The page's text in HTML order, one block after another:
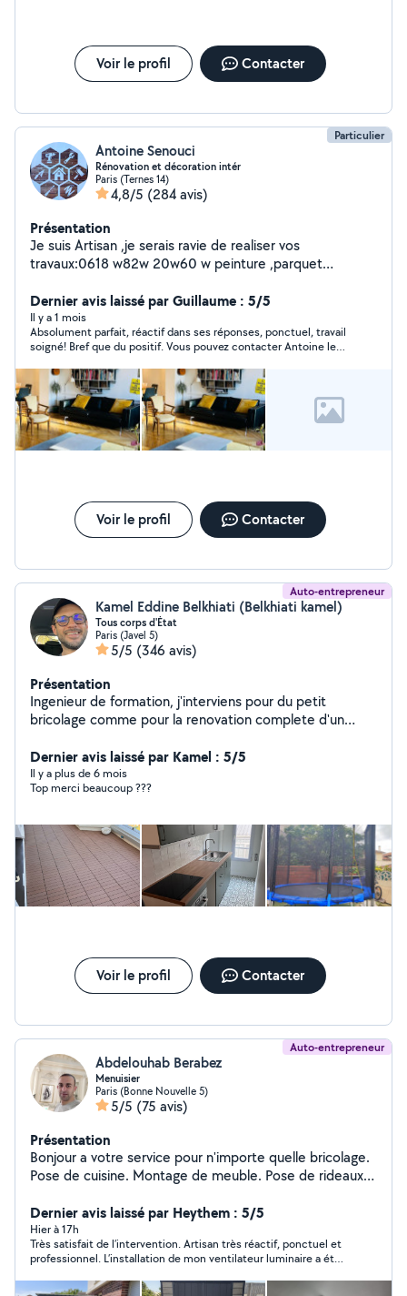
Voir le profil Contacter
Particulier
Antoine Senouci
Rénovation et décoration intér
Paris (Ternes 14)
4,8/5 (284 avis)
Présentation
Je suis Artisan ,je serais ravie de realiser vos
travaux:0618 w82w 20w60 w peinture ,parquet
nécessaires( très bien équipé),sérieux, respectueux,
ponctuel du coup si vous avez besoin d'un professionnel
de confiance et un travail de qualité( propre et soigner
avec des bonnes finitions),je suis disponible pour la
semaine comme le week-end,A bientôt.
Dernier avis laissé par Guillaume : 5/5
Il y a 1 mois
Absolument parfait, réactif dans ses réponses, ponctuel, travail
soigné! Bref que du positif. Vous pouvez contacter Antoine les
Voir le profil Contacter
Auto-entrepreneur
Kamel Eddine Belkhiati (Belkhiati kamel)
Tous corps d'État
Paris (Javel 5)
5/5 (346 avis)
Présentation
Ingenieur de formation, j'interviens pour du petit
bricolage comme pour la renovation complete d'un
d'un electricien batiment, d'un plombier chauffagiste,
d'un peintre, d'un plaquiste et d'un carreleur.
Dernier avis laissé par Kamel : 5/5
Il y a plus de 6 mois
Top merci beaucoup ???
Voir le profil Contacter
Auto-entrepreneur
Abdelouhab Berabez
Menuisier
Paris (Bonne Nouvelle 5)
5/5 (75 avis)
Présentation
Bonjour a votre service pour n'importe quelle bricolage.
Pose de cuisine. Montage de meuble. Pose de rideaux.
Dernier avis laissé par Heythem : 5/5
Hier à 17h
Très satisfait de l’intervention. Artisan très réactif, ponctuel et
professionnel. L’installation de mon ventilateur luminaire a été
efficace et de grande qualité. Je recommande vivement cet